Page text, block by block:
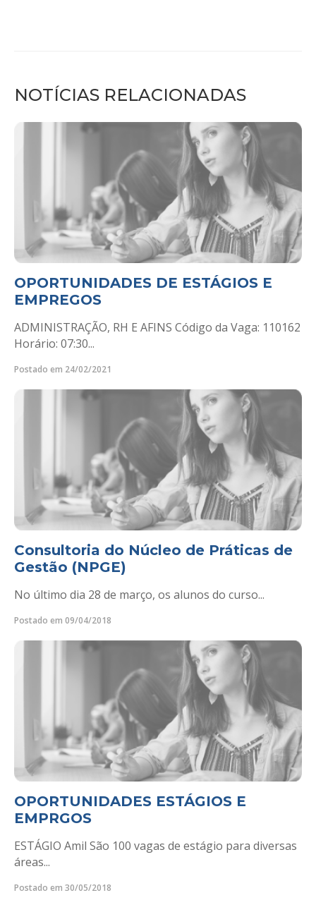
NOTÍCIAS RELACIONADAS
OPORTUNIDADES DE ESTÁGIOS E
EMPREGOS
ADMINISTRAÇÃO, RH E AFINS Código da Vaga: 110162
Horário: 07:30...
Postado em 24/02/2021
Consultoria do Núcleo de Práticas de
Gestão (NPGE)
No último dia 28 de março, os alunos do curso...
Postado em 09/04/2018
OPORTUNIDADES ESTÁGIOS E
EMPRGOS
ESTÁGIO Amil São 100 vagas de estágio para diversas
áreas...
Postado em 30/05/2018